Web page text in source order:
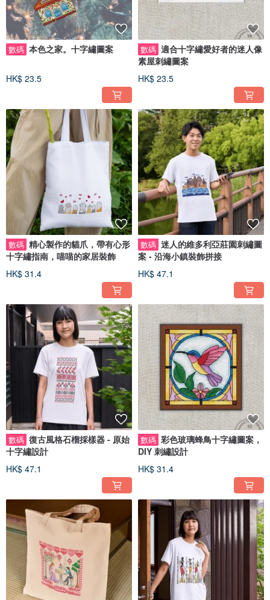
數碼 本色之家。十字繡圖案
HK$ 23.5
數碼 適合十字繡愛好者的迷人像
素屋刺繡圖案
HK$ 23.5
數碼 精心製作的貓爪，帶有心形
十字繡指南，喵喵的家居裝飾
HK$ 31.4
數碼 迷人的維多利亞莊園刺繡圖
案 - 沿海小鎮裝飾拼接
HK$ 47.1
數碼 復古風格石榴採樣器 - 原始
十字繡設計
HK$ 47.1
數碼 彩色玻璃蜂鳥十字繡圖案，
DIY 刺繡設計
HK$ 31.4